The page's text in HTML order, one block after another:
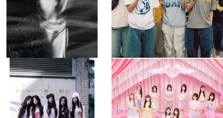
musicjapantv
💡8月特番放送決定！
8月 4
2 0
musicjapantv
💡8月特番放送決定！
...
8月 4
2 0